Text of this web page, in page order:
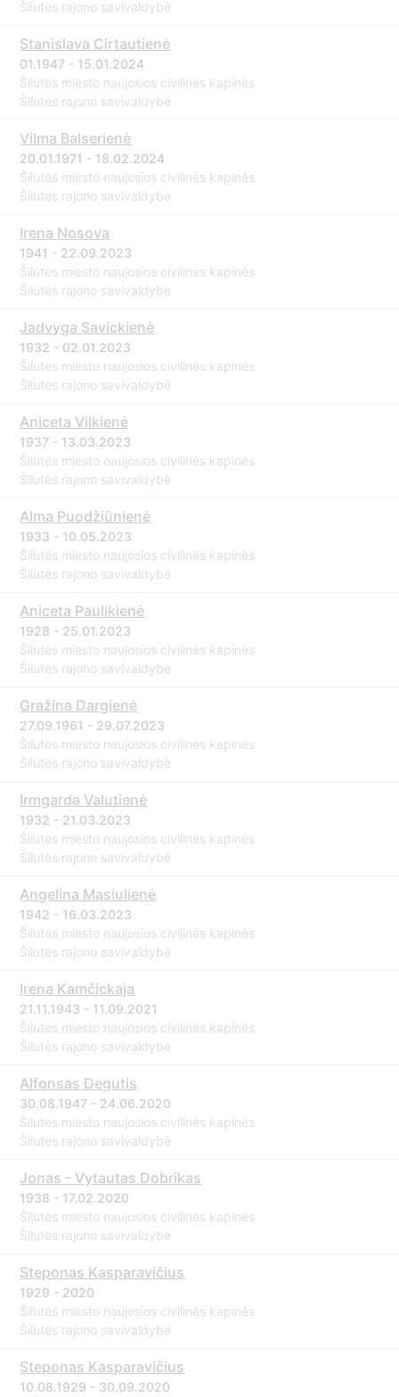
Šilutės rajono savivaldybė
Stanislava Cirtautienė
01.1947 - 15.01.2024
Šilutės miesto naujosios civilinės kapinės
Šilutės rajono savivaldybė
Vilma Balserienė
20.01.1971 - 18.02.2024
Šilutės miesto naujosios civilinės kapinės
Šilutės rajono savivaldybė
Irena Nosova
1941 - 22.09.2023
Šilutės miesto naujosios civilinės kapinės
Šilutės rajono savivaldybė
Jadvyga Savickienė
1932 - 02.01.2023
Šilutės miesto naujosios civilinės kapinės
Šilutės rajono savivaldybė
Aniceta Vilkienė
1937 - 13.03.2023
Šilutės miesto naujosios civilinės kapinės
Šilutės rajono savivaldybė
Alma Puodžiūnienė
1933 - 10.05.2023
Šilutės miesto naujosios civilinės kapinės
Šilutės rajono savivaldybė
Aniceta Paulikienė
1928 - 25.01.2023
Šilutės miesto naujosios civilinės kapinės
Šilutės rajono savivaldybė
Gražina Dargienė
27.09.1961 - 29.07.2023
Šilutės miesto naujosios civilinės kapinės
Šilutės rajono savivaldybė
Irmgarda Valutienė
1932 - 21.03.2023
Šilutės miesto naujosios civilinės kapinės
Šilutės rajono savivaldybė
Angelina Masiulienė
1942 - 16.03.2023
Šilutės miesto naujosios civilinės kapinės
Šilutės rajono savivaldybė
Irena Kamčickaja
21.11.1943 - 11.09.2021
Šilutės miesto naujosios civilinės kapinės
Šilutės rajono savivaldybė
Alfonsas Degutis
30.08.1947 - 24.06.2020
Šilutės miesto naujosios civilinės kapinės
Šilutės rajono savivaldybė
Jonas - Vytautas Dobrikas
1938 - 17.02.2020
Šilutės miesto naujosios civilinės kapinės
Šilutės rajono savivaldybė
Steponas Kasparavičius
1929 - 2020
Šilutės miesto naujosios civilinės kapinės
Šilutės rajono savivaldybė
Steponas Kasparavičius
10.08.1929 - 30.09.2020